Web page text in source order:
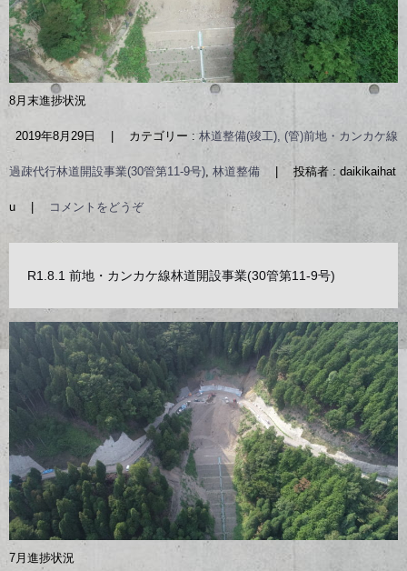
8月末進捗状況
2019年8月29日 | カテゴリー :林道整備(竣工), (管)前地・カンカケ線
過疎代行林道開設事業(30管第11-9号) 林道整備 | 投稿者 : daikikaihat
u | コメントをどうぞ
R1.8.1 前地・カンカケ線林道開設事業(30管第11-9号)
7月進捗状況